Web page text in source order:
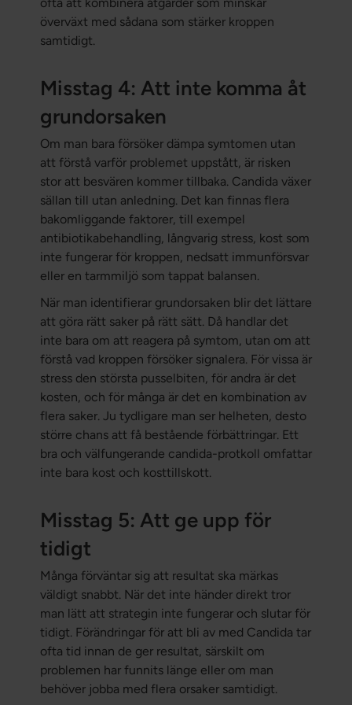
ofta att kombinera åtgärder som minskar
överväxt med sådana som stärker kroppen
samtidigt.
Misstag 4: Att inte komma åt
grundorsaken
Om man bara försöker dämpa symtomen utan
att förstå varför problemet uppstått, är risken
stor att besvären kommer tillbaka. Candida växer
sällan till utan anledning. Det kan finnas flera
bakomliggande faktorer, till exempel
antibiotikabehandling, långvarig stress, kost som
inte fungerar för kroppen, nedsatt immunförsvar
eller en tarmmiljö som tappat balansen.
När man identifierar grundorsaken blir det lättare
att göra rätt saker på rätt sätt. Då handlar det
inte bara om att reagera på symtom, utan om att
förstå vad kroppen försöker signalera. För vissa är
stress den största pusselbiten, för andra är det
kosten, och för många är det en kombination av
flera saker. Ju tydligare man ser helheten, desto
större chans att få bestående förbättringar. Ett
bra och välfungerande candida-protkoll omfattar
inte bara kost och kosttillskott.
Misstag 5: Att ge upp för
tidigt
Många förväntar sig att resultat ska märkas
väldigt snabbt. När det inte händer direkt tror
man lätt att strategin inte fungerar och slutar för
tidigt. Förändringar för att bli av med Candida tar
ofta tid innan de ger resultat, särskilt om
problemen har funnits länge eller om man
behöver jobba med flera orsaker samtidigt.